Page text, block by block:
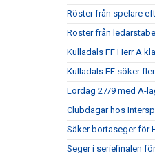
Röster från spelare
Röster från
Kulladals FF Herr A
Kulladals FF söker
Lördag 27/9 med A-
Clubdagar hos
Säker bortaseger för
Seger i seriefinalen